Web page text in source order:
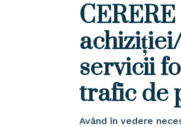
servicii
trafic de
Având în vedere